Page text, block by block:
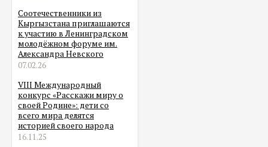
Соотечественники из
Кыргызстана приглашаются
к участию в Ленинградском
молодёжном форуме им.
Александра Невского
07.02.26
VIII Международный
конкурс «Расскажи миру о
своей Родине»: дети со
всего мира делятся
историей своего народа
16.11.25